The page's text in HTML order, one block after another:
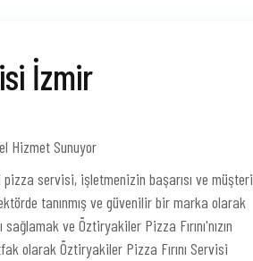
İzmir
Hizmet Sunuyor
servisi, işletmenizin başarısı ve müşteri
tanınmış ve güvenilir bir marka olarak
ve Öztiryakiler Pizza Fırını'nızın
olarak Öztiryakiler Pizza Fırını Servisi